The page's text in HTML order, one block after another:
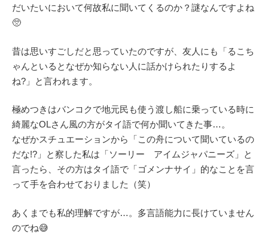
だいたいにおいて何故私に聞いてくるのか？謎なんですよね
🥺
昔は思いすごしだと思っていたのですが、友人にも「るこち
ゃんといるとなぜか知らない人に話かけられたりするよ
ね?」と言われます。
極めつきはバンコクで地元民も使う渡し船に乗っている時に
綺麗なOLさん風の方がタイ語で何か聞いてきた事…。
なぜかスチュエーションから「この舟について聞いているの
だな!?」と察した私は「ソーリー アイムジャパニーズ」と
言ったら、その方はタイ語で「ゴメンナサイ」的なことを言
って手を合わせておりました（笑）
あくまでも私的理解ですが…。多言語能力に長けていません
のでね😅